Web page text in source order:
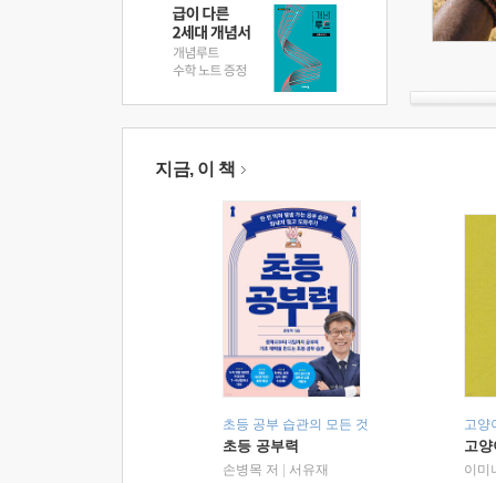
지금, 이 책
초등 공부 습관의 모든 것
초등 공부력
손병목 저
서유재
고양
고
이미